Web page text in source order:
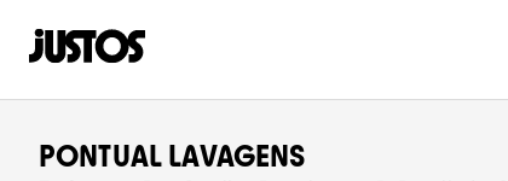
PONTUAL LAVAGENS